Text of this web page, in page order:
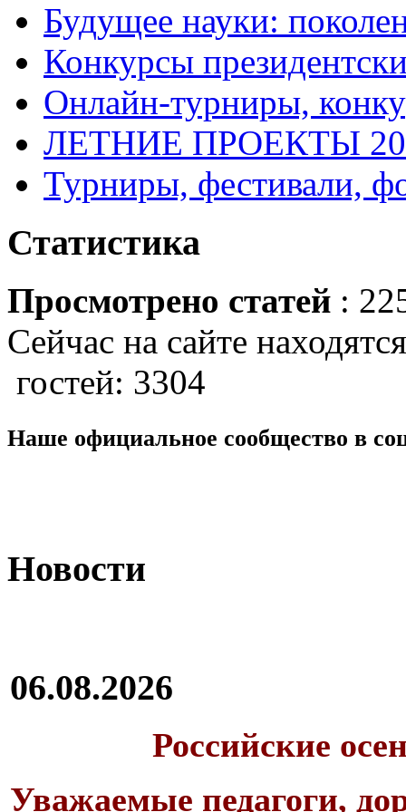
Будущее науки:
Конкурсы
Онлайн-турниры,
ЛЕТНИЕ ПРОЕКТЫ
Турниры, фестивали,
Статистика
Просмотрено статей :
Сейчас на сайте
гостей: 3304
Наше официальное сообщество в
Новости
06.08.2026
Российские
Уважаемые педагоги,